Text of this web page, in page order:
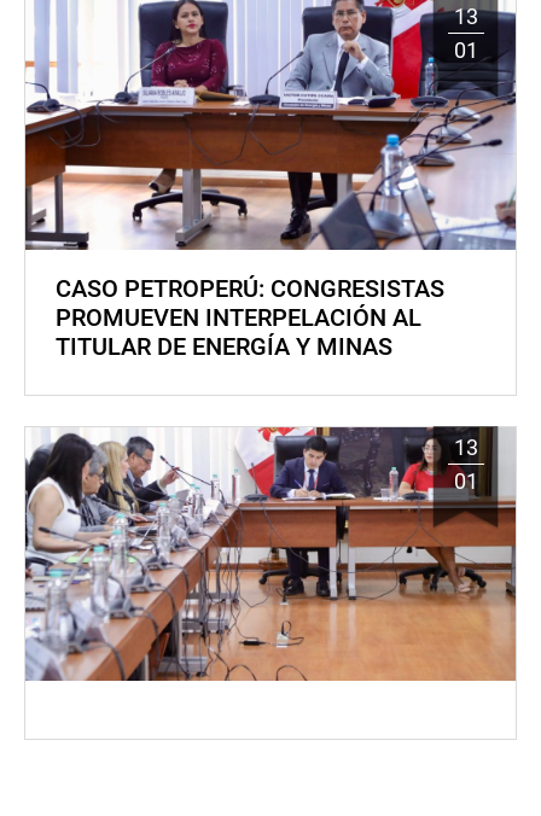
13
01
CASO PETROPERÚ: CONGRESISTAS
PROMUEVEN INTERPELACIÓN AL
TITULAR DE ENERGÍA Y MINAS
13
01